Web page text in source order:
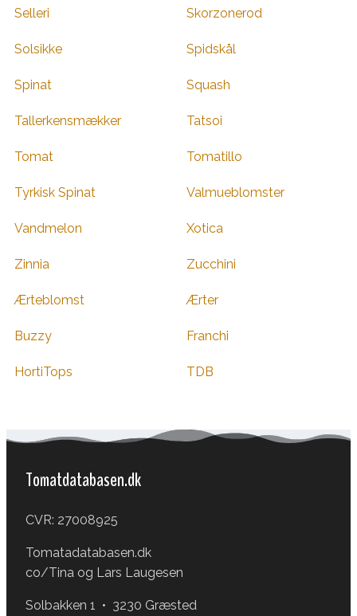
Selleri Skorzonerod
Solsikke Spidskål
Spinat Squash
Tallerkensmækker Tatsoi
Tomat Tomatillo
Tyrkisk Spinat Valmueblomster
Vandmelon Xotica
Zinnia Zucchini
Ærteblomst Ærter
Buzzy Franchi
HortiTops TDB
Tomatdatabasen.dk
CVR: 27008925
Tomatadatabasen.dk
co/Tina og Lars Laugesen
Solbakken 1 • 3230 Græsted